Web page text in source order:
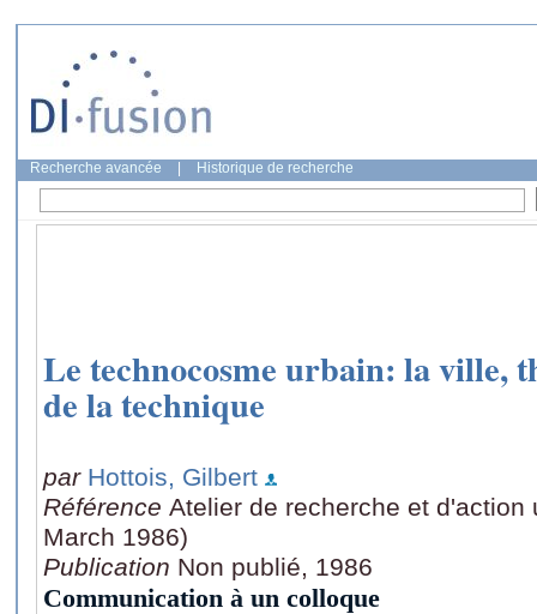
Recherche avancée Historique de recherche
Le technocosme urbain: la ville,
de la technique
par Hottois, Gilbert
Référence Atelier de recherche et d'action
March 1986)
Publication Non publié, 1986
Communication à un colloque